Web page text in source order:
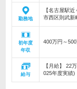
勤務地
【名古屋駅
市西区則武新
初年度
年収
400万円～
給与
【月給】 22
025年度実績